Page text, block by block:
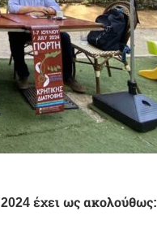
έχει ως ακολούθως: